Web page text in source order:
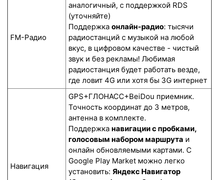
FM-Радио
аналогичный, с поддержкой RDS
(уточняйте)
Поддержка онлайн-радио: тысячи
радиостанций с музыкой на любой
вкус, в цифровом качестве - чистый
звук и без рекламы! Любимая
радиостанция будет работать везде,
где ловит 4G или хотя бы 3G интернет
Навигация
GPS+ГЛОНАСС+BeiDou приемник.
Точность координат до 3 метров,
антенна в комплекте.
Поддержка навигации с пробками,
голосовым набором маршрута и
онлайн обновляемыми картами. С
Google Play Market можно легко
установить: Яндекс Навигатор